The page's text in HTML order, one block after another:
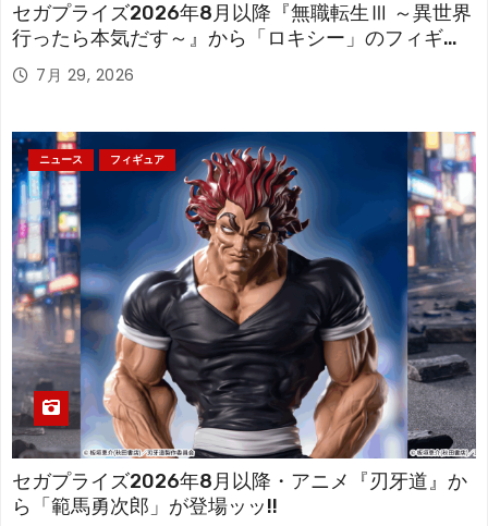
セガプライズ2026年8月以降『無職転生Ⅲ ～異世界
行ったら本気だす～』から「ロキシー」のフィギュ
アが登場！
7月 29, 2026
ニュース フィギュア
セガプライズ2026年8月以降・アニメ『刃牙道』か
ら「範馬勇次郎」が登場ッッ!!